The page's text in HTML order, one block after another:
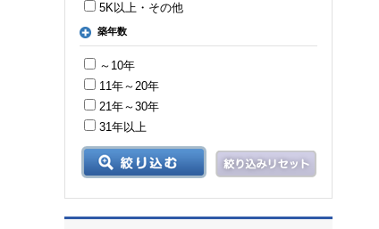
5K以上・その他
築年数
～10年
11年～20年
21年～30年
31年以上